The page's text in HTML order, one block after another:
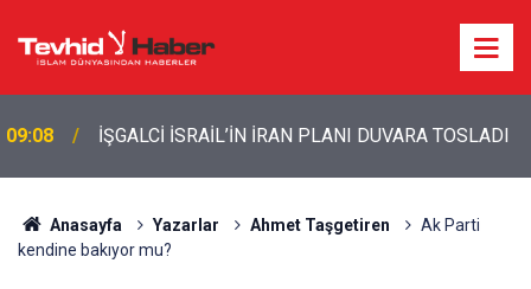
09:08 İŞGALCİ İSRAİL’İN İRAN PLANI DUVARA TOSLADI
Anasayfa Yazarlar Ahmet Taşgetiren
Ak Parti
kendine bakıyor mu?